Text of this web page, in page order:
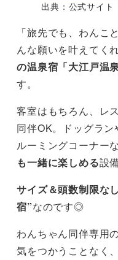
出典：公式サイト
「旅先でも、わんこ
んな願いを叶えてく
の温泉宿「大江戸温
す。
客室はもちろん、レ
同伴OK。ドッグラ
ルーミングコーナーな
も一緒に楽しめる設
サイズ＆頭数制限な
宿”なのです◎
わんちゃん同伴専用
気をつかうことなく